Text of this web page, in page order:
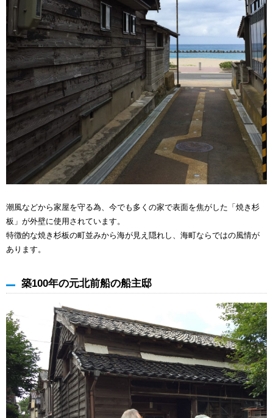
潮風などから家屋を守る為、今でも多くの家で表面を焦がした「焼き杉
板」が外壁に使用されています。
特徴的な焼き杉板の町並みから海が見え隠れし、海町ならではの風情が
あります。
築100年の元北前船の船主邸